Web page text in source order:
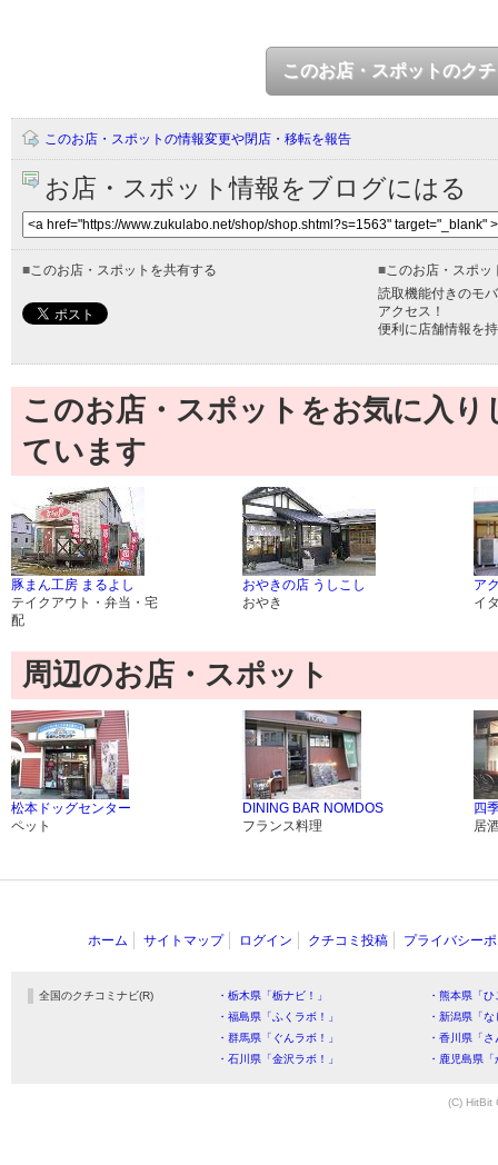
このお店・スポットのク
このお店・スポットの情報変更や閉店・移転を報告
お店・スポット情報をブログにはる
■このお店・スポットを共有する ■このお店・スポッ
読取機能付きのモ
アクセス！
便利に店舗情報を
このお店・スポットをお気に入
ています
豚まん工房 まるよし
テイクアウト・弁当・宅
配
おやきの店 うしこし
おやき
ア
イ
周辺のお店・スポット
松本ドッグセンター
ペット
DINING BAR NOMDOS
フランス料理
四
居
ホーム サイトマップ ログイン クチコミ投稿 プライバシー
全国のクチコミナビ(R) ・栃木県「栃ナビ！」
・熊本県「
・福島県「ふくラボ！」
・新潟県「
・群馬県「ぐんラボ！」
・香川県「
・石川県「金沢ラボ！」
・鹿児島県
(C) HitBit